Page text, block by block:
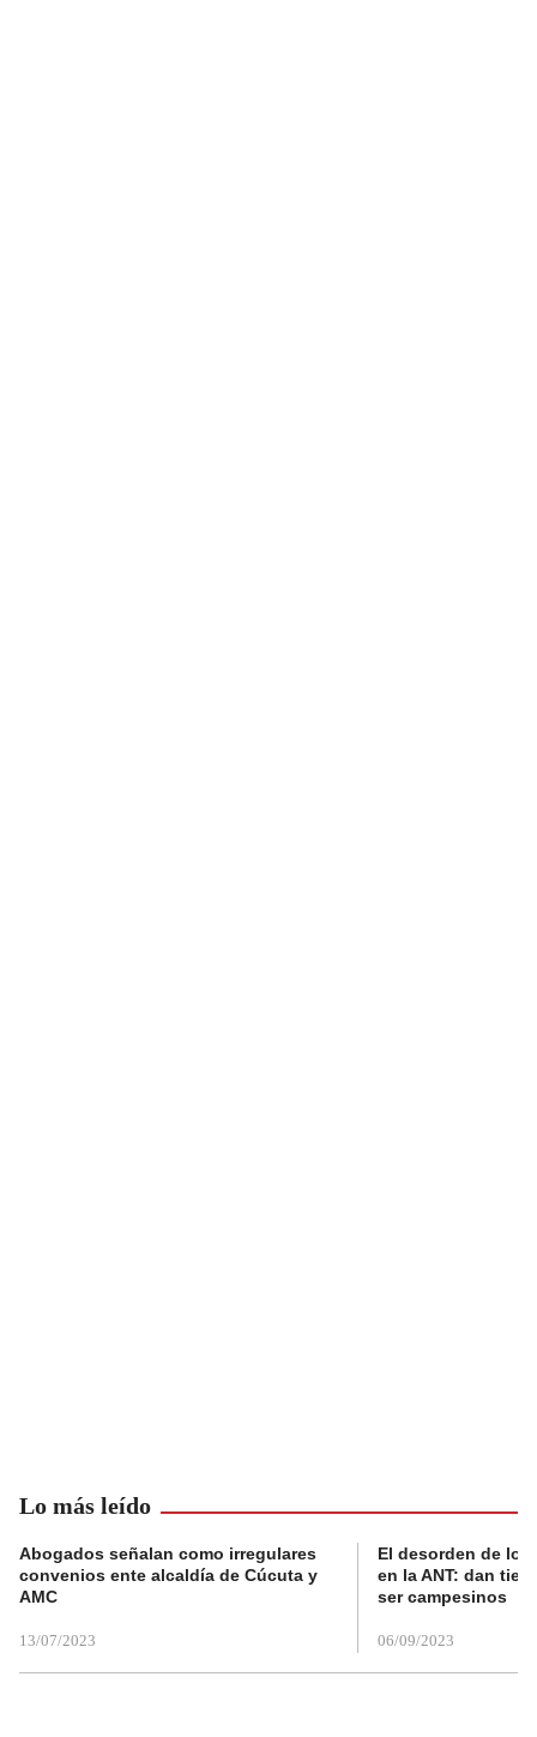
Lo más leído
Abogados señalan como irregulares
convenios ente alcaldía de Cúcuta y
AMC
13/07/2023
El desorden de
en la ANT: dan
ser campesinos
06/09/2023